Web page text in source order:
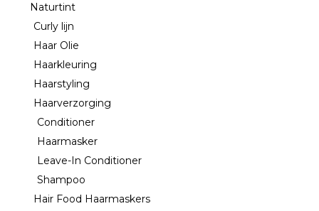
Naturtint
Curly lijn
Haar Olie
Haarkleuring
Haarstyling
Haarverzorging
Conditioner
Haarmasker
Leave-In Conditioner
Shampoo
Hair Food Haarmaskers